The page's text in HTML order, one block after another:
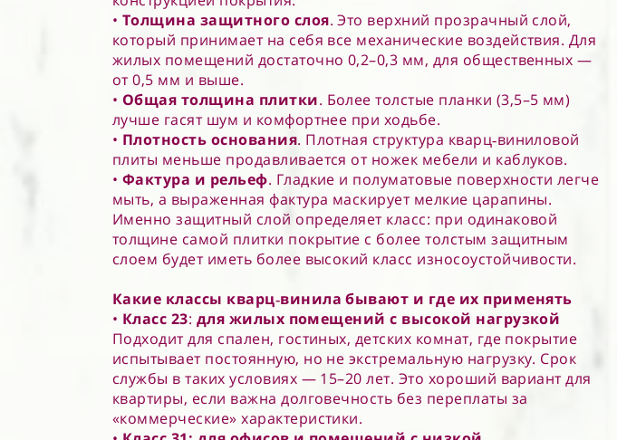
• Толщина защитного слоя. Это верхний прозрачный слой,
который принимает на себя все механические воздействия. Для
жилых помещений достаточно 0,2–0,3 мм, для общественных —
от 0,5 мм и выше.
• Общая толщина плитки. Более толстые планки (3,5–5 мм)
лучше гасят шум и комфортнее при ходьбе.
• Плотность основания. Плотная структура кварц‑виниловой
плиты меньше продавливается от ножек мебели и каблуков.
• Фактура и рельеф. Гладкие и полуматовые поверхности легче
мыть, а выраженная фактура маскирует мелкие царапины.
Именно защитный слой определяет класс: при одинаковой
толщине самой плитки покрытие с более толстым защитным
слоем будет иметь более высокий класс износоустойчивости.
Какие классы кварц‑винила бывают и где их применять
• Класс 23: для жилых помещений с высокой нагрузкой
Подходит для спален, гостиных, детских комнат, где покрытие
испытывает постоянную, но не экстремальную нагрузку. Срок
службы в таких условиях — 15–20 лет. Это хороший вариант для
квартиры, если важна долговечность без переплаты за
«коммерческие» характеристики.